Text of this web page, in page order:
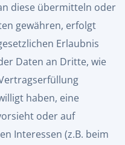
diese übermitteln oder
gewähren, erfolgt
Erlaubnis
Daten an Dritte, wie
haben, eine
oder auf
Interessen (z.B. beim